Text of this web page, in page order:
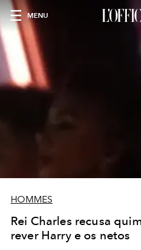
MENU
HOMMES
Rei Charles recusa
rever Harry e os netos